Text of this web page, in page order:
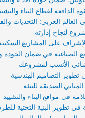
الدافعة لقطاع البناء
العالم العربي: التحديات
لنجاح إدارته
على المشاريع
الصناعية في ضمان الجودة
الأنسب لمشروعك
تطوير التصاميم الهندسية
الصديقة للبيئة
في مواقع البناء والتشييد
في تطوير البنية التحتية